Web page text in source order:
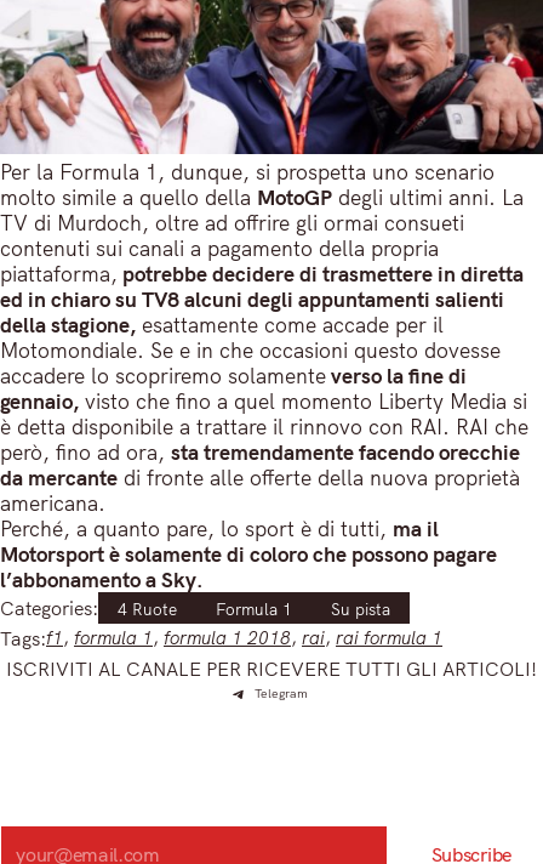
Per la Formula 1, dunque, si prospetta uno scenario
molto simile a quello della MotoGP degli ultimi anni. La
TV di Murdoch, oltre ad offrire gli ormai consueti
contenuti sui canali a pagamento della propria
piattaforma, potrebbe decidere di trasmettere in diretta
ed in chiaro su TV8 alcuni degli appuntamenti salienti
della stagione, esattamente come accade per il
Motomondiale. Se e in che occasioni questo dovesse
accadere lo scopriremo solamenteverso la fine di
gennaio, visto che fino a quel momento Liberty Media si
è detta disponibile a trattare il rinnovo con RAI. RAI che
però, fino ad ora, sta tremendamente facendo orecchie
da mercante di fronte alle offerte della nuova proprietà
americana.
Perché, a quanto pare, lo sport è di tutti, ma il
Motorsport è solamente di coloro che possono pagare
l’abbonamento a Sky.
Categories: 4 Ruote Formula 1 Su pista
Tags:f1 , formula 1 , formula 1 2018, rai, rai formula 1
ISCRIVITI AL CANALE PER RICEVERE TUTTI GLI ARTICOLI!
Telegram
Search
Subscribe